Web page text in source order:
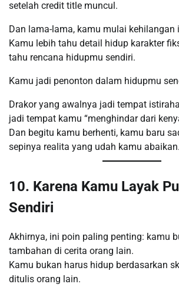
setelah credit title muncul.
Dan lama-lama, kamu mulai kehilangan
Kamu lebih tahu detail hidup karakter
tahu rencana hidupmu sendiri.
Kamu jadi penonton dalam hidupmu
Drakor yang awalnya jadi tempat
jadi tempat kamu “menghindar dari
Dan begitu kamu berhenti, kamu baru
sepinya realita yang udah kamu abaikan.
10. Karena Kamu Layak
Sendiri
Akhirnya, ini poin paling penting: kamu
tambahan di cerita orang lain.
Kamu bukan harus hidup berdasarkan
ditulis orang lain.